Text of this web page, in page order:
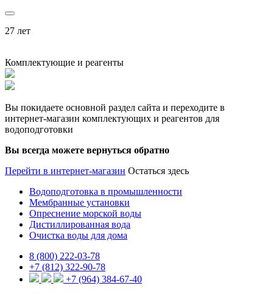
27 лет
Комплектующие и реагенты
Вы покидаете основной раздел сайта и переходите в
интернет-магазин комплектующих и реагентов для
водоподготовки
Вы всегда можете вернуться обратно
Перейти в интернет-магазин Остаться здесь
Водоподготовка в промышленности
Мембранные установки
Опреснение морской воды
Дистиллированная вода
Очистка воды для дома
8 (800) 222-03-78
+7 (812) 322-90-78
+7 (964) 384-67-40